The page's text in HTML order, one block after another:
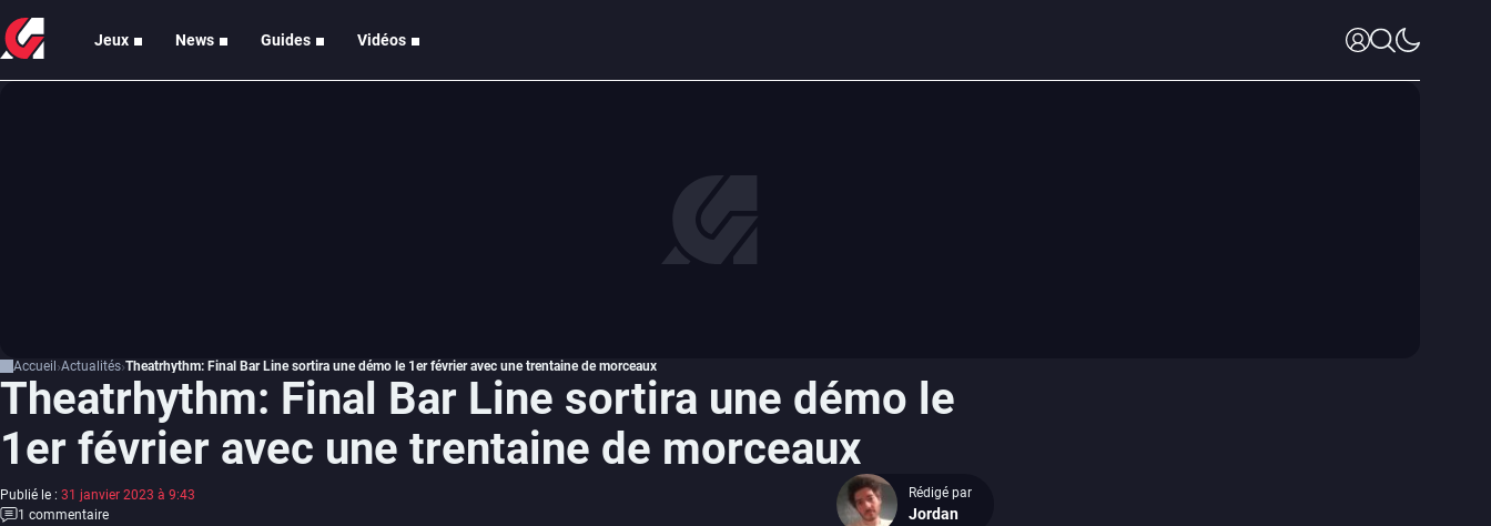
Jeux News Guides Vidéos
Accueil Actualités Theatrhythm: Final Bar Line sortira une démo le 1er février avec une trentaine de morceaux
Theatrhythm: Final Bar Line sortira une démo le
1er février avec une trentaine de morceaux
Publié le : 31 janvier 2023 à 9:43
1 commentaire
Rédigé par
Jordan